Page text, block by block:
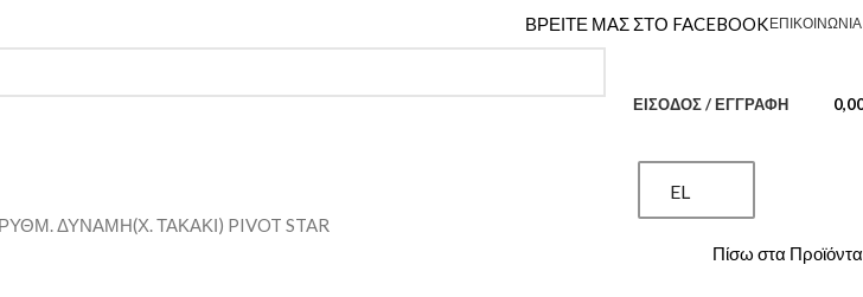
ΒΡΕΙΤΕ ΜΑΣ ΣΤΟ FACEBOOKΕΠΙΚΟΙΝΩΝΊΑ
ΕΊΣΟΔΟΣ / ΕΓΓΡΑΦΉ
EL
ΔΥΝΑΜΗ(Χ. ΤΑΚΑΚΙ) PIVOT STAR
Πίσω στα Προϊόντα